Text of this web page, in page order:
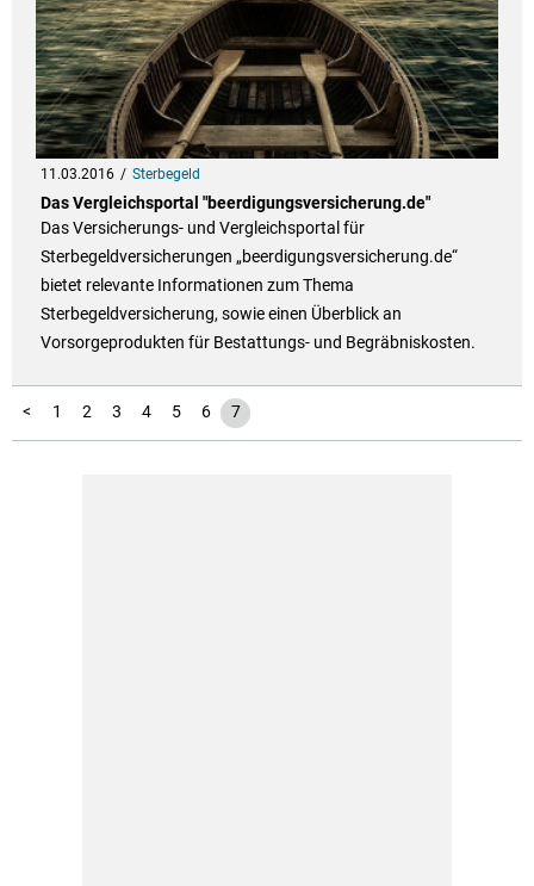
11.03.2016 Sterbegeld
Das Vergleichsportal "beerdigungsversicherung.de"
Das Versicherungs- und Vergleichsportal für
Sterbegeldversicherungen „beerdigungsversicherung.de“
bietet relevante Informationen zum Thema
Sterbegeldversicherung, sowie einen Überblick an
Vorsorgeprodukten für Bestattungs- und Begräbniskosten.
< 1 2 3 4 5 6 7